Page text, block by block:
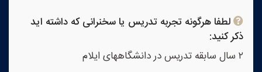
لطفا هرگونه تجربه تدریس یا سخنرانی که داشته اید
ذکر کنید:
۲ سال سابقه تدریس در دانشگاههای ایلام